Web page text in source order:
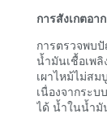
การสังเกตอ
การตรวจพบ
น้ำมันเชื้อเพ
เผาไหม้ไม่ส
เนื่องจากระ
ได้ น้ำในน้ำมั